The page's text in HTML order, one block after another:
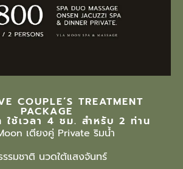
COUPLE’S TREATMENT
PACKAGE
ช้เวลา 4 ชม. สำหรับ 2 ท่าน
เตียงคู่ Private ริมน้ำ
รรมชาติ นวดใต้แสงจันทร์